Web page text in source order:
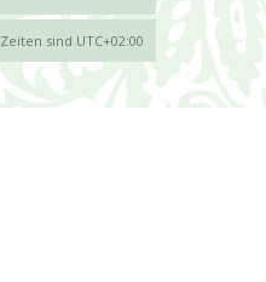
sind UTC+02:00